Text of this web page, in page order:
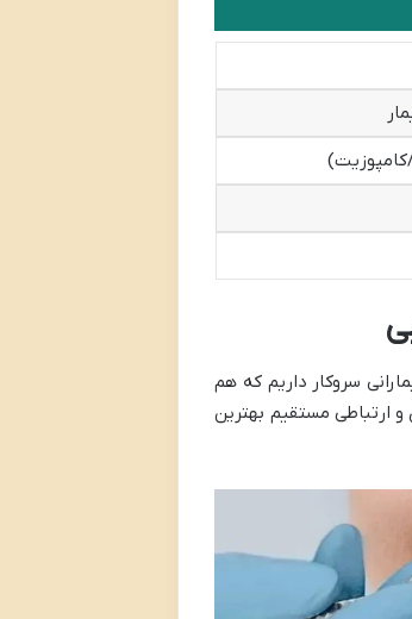
سروکار داریم که هم
و ارتباطی مستقیم بهترین